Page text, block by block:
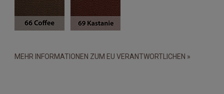
MEHR INFORMATIONEN ZUM EU VERANTWORTLICHEN »